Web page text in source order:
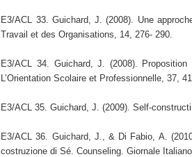
E3/ACL 33. Guichard, J. (2008). Une
Travail et des Organisations, 14, 276- 290.
E3/ACL 34. Guichard, J. (2008).
L’Orientation Scolaire et Professionnelle, 37,
E3/ACL 35. Guichard, J. (2009). Self-
E3/ACL 36. Guichard, J., & Di Fabio, A.
costruzione di Sé. Counseling. Giornale